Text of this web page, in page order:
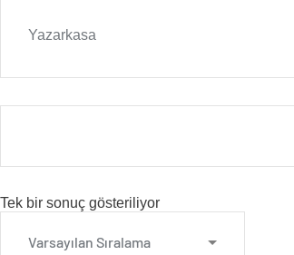
Yazarkasa
Tek bir sonuç gösteriliyor